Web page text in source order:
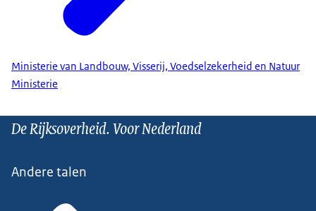
Ministerie van Landbouw, Visserij, Voedselzekerheid en Natuur
Ministerie
De Rijksoverheid. Voor Nederland
Andere talen